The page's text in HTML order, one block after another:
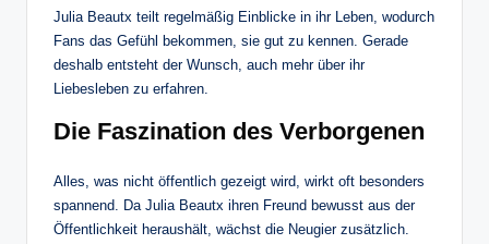
Julia Beautx teilt regelmäßig Einblicke in ihr Leben, wodurch
Fans das Gefühl bekommen, sie gut zu kennen. Gerade
deshalb entsteht der Wunsch, auch mehr über ihr
Liebesleben zu erfahren.
Die Faszination des Verborgenen
Alles, was nicht öffentlich gezeigt wird, wirkt oft besonders
spannend. Da Julia Beautx ihren Freund bewusst aus der
Öffentlichkeit heraushält, wächst die Neugier zusätzlich.